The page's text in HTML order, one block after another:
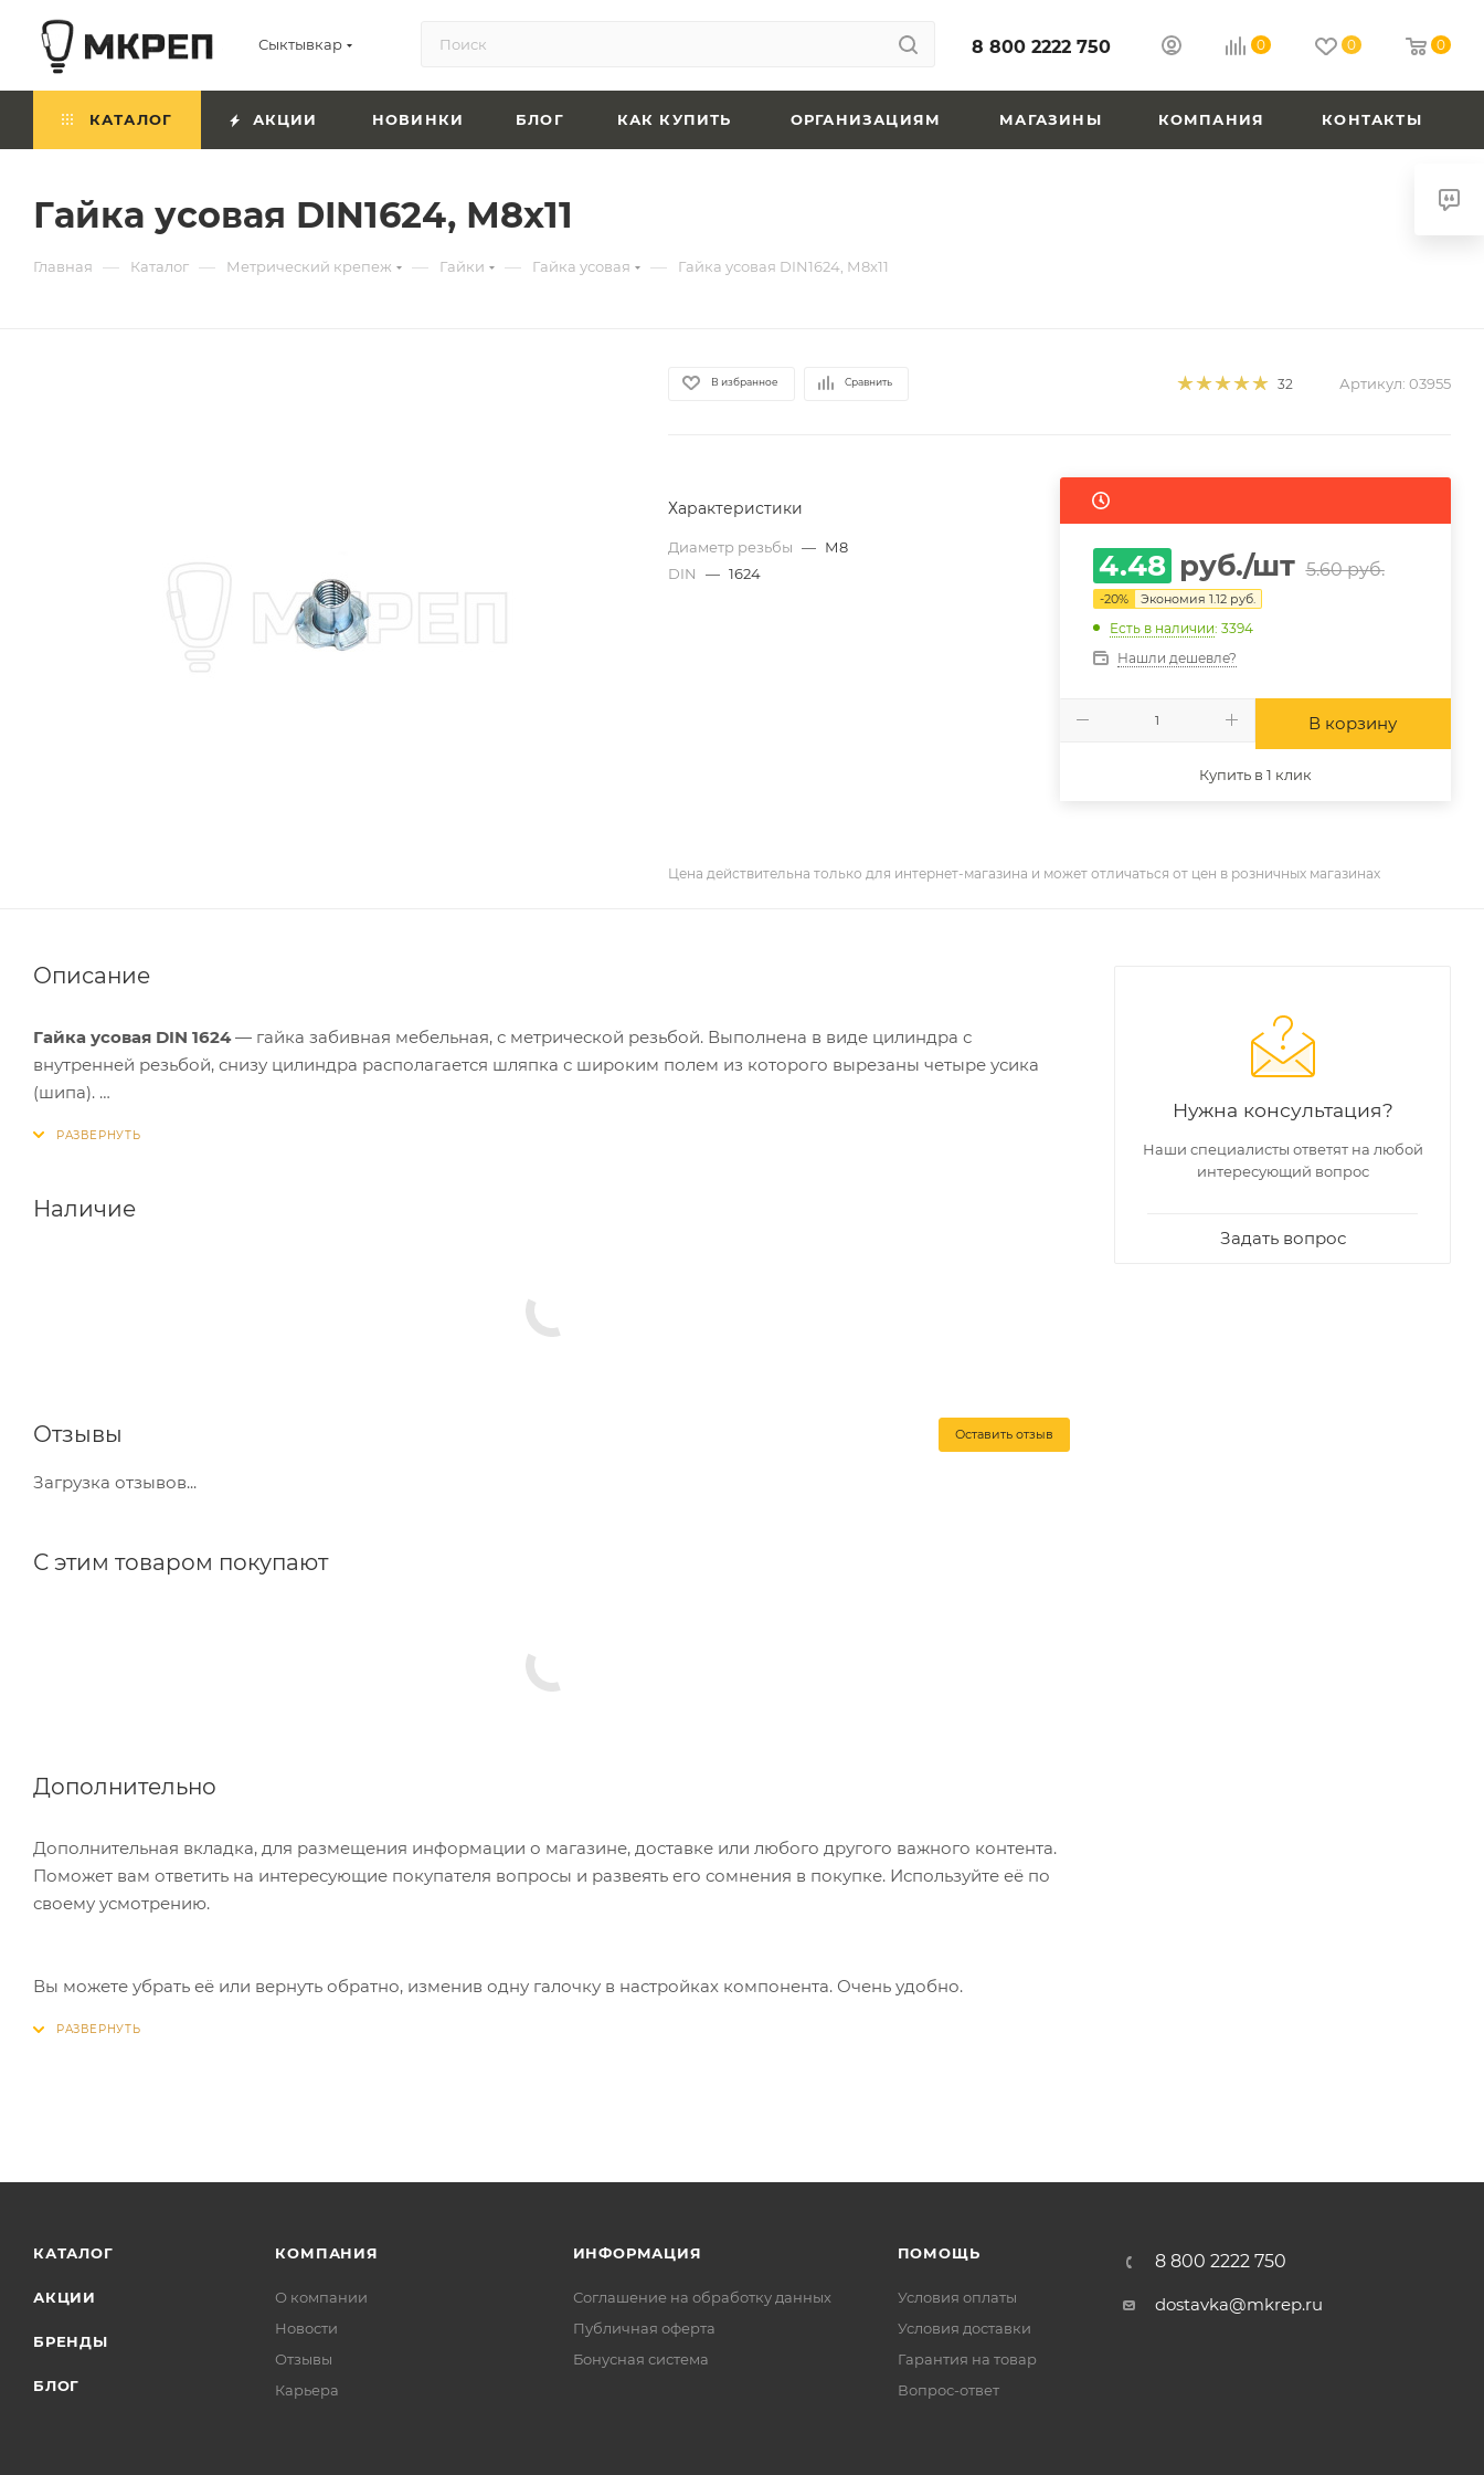
Сыктывкар 8 800 2222 750 0 0 0
КАТАЛОГ АКЦИИ НОВИНКИ БЛОГ КАК КУПИТЬ ОРГАНИЗАЦИЯМ МАГАЗИНЫ КОМПАНИЯ КОНТАКТЫ
Гайка усовая DIN1624, М8x11
Главная — Каталог — Метрический крепеж — Гайки — Гайка усовая — Гайка усовая DIN1624, М8x11
В избранное Сравнить 32 Артикул: 03955
Характеристики
Диаметр резьбы — М8
DIN
— 1624 4.48 руб./шт 5.60руб.
-20% Экономия 1.12руб.
Есть в наличии: 3394
Нашли дешевле?
В корзину
Купить в 1 клик
Цена действительна только для интернет-магазина и может отличаться от цен в розничных магазинах
Описание
Гайка усовая DIN 1624— гайка забивная мебельная, с метрической резьбой. Выполнена в виде цилиндра с
внутренней резьбой, снизу цилиндра располагается шляпка с широким полем из которого вырезаны четыре усика
(шипа).
используется в основном в мебельном производстве.
Наличие
Отзывы Оставить отзыв
Загрузка отзывов...
С этим товаром покупают
Дополнительно
Дополнительная вкладка, для размещения информации о магазине, доставке или любого другого важного контента.
Поможет вам ответить на интересующие покупателя вопросы и развеять его сомнения в покупке. Используйте её по
своему усмотрению.
Вы можете убрать её или вернуть обратно, изменив одну галочку в настройках компонента. Очень удобно.
Нужна консультация?
Наши специалисты ответят на любой
интересующий вопрос
Задать вопрос
КАТАЛОГ
АКЦИИ
БРЕНДЫ
БЛОГ
КОМПАНИЯ
О компании
Новости
Отзывы
Карьера
ИНФОРМАЦИЯ
Соглашение на обработку данных
Публичная оферта
Бонусная система
ПОМОЩЬ
Условия оплаты
Условия доставки
Гарантия на товар
Вопрос-ответ
8 800 2222 750
dostavka@mkrep.ru